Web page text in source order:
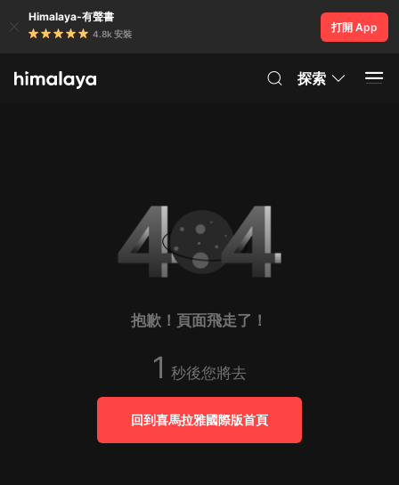
Himalaya-有聲書
4.8k 安裝
打開 App
探索
抱歉！頁面飛走了！
1 秒後您將去
回到喜馬拉雅國際版首頁